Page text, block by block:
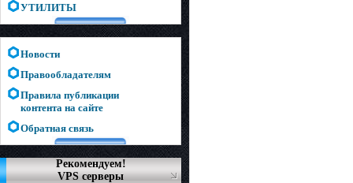
УТИЛИТЫ
Новости
Правообладателям
Правила публикации
контента на сайте
Обратная связь
Рекомендуем!
VPS серверы